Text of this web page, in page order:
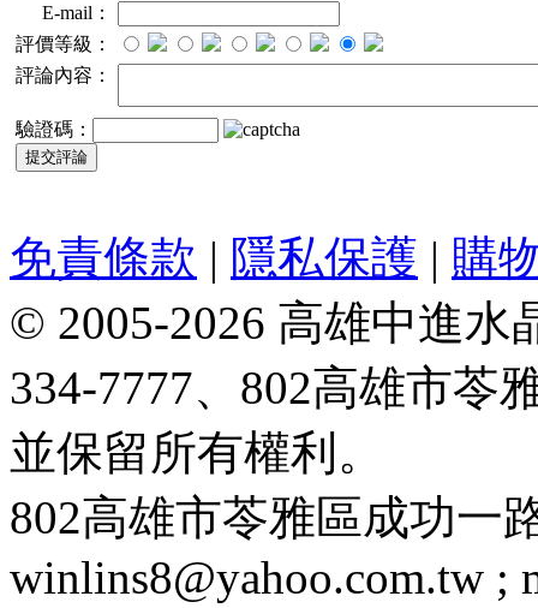
E-mail：
評價等級：
評論內容：
驗證碼：
免責條款 | 隱私保護 | 購
© 2005-2026 高雄中進水
334-7777、802高雄市苓
並保留所有權利。
802高雄市苓雅區成功一
winlins8@yahoo.com.tw ;